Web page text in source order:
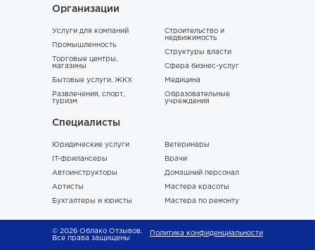
Организации
Услуги для компаний
Промышленность
Торговые центры,
магазины
Бытовые услуги, ЖКХ
Развлечения, спорт,
туризм
Строительство и
недвижимость
Структуры власти
Сфера бизнес-услуг
Медицина
Образовательные
учреждения
Специалисты
Юридические услуги
IT-фрилансеры
Автоинструкторы
Артисты
Бухгалтеры и юристы
Ветеринары
Врачи
Домашний персонал
Мастера красоты
Мастера по ремонту
© 2026 Облако Отзывов.
Все права защищены
Политика конфиденциальности